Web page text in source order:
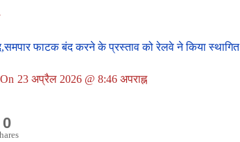
फाटक बंद करने के प्रस्ताव को रेलवे ने किया स्थागित
On 23 अप्रैल 2026 @ 8:46 अपराह्न
0